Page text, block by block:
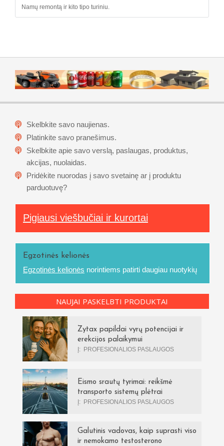
Namų remontą ir kito tipo turiniu.
Skelbkite savo naujienas.
Platinkite savo pranešimus.
Skelbkite apie savo verslą, paslaugas, produktus,
akcijas, nuolaidas.
Pridėkite nuorodas į savo svetainę ar į produktu
parduotuvę?
Pigiausi viešbučiai ir kurortai
Egzotinės kelionės
Egzotinės kelionės norintiems patirti daugiau nuotykių
NAUJAI PASKELBTI PRODUKTAI
Zytax papildai vyrų potencijai ir
erekcijos palaikymui
Į: PROFESIONALIOS PASLAUGOS
Eismo srautų tyrimai: reikšmė
transporto sistemų plėtrai
Į: PROFESIONALIOS PASLAUGOS
Galutinis vadovas, kaip suprasti viso
ir nemokamo testosterono